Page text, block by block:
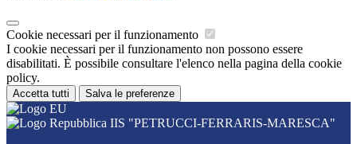
Cookie necessari per il funzionamento
I cookie necessari per il funzionamento non possono essere
disabilitati. È possibile consultare l'elenco nella pagina della cookie
policy.
Accetta tutti Salva le preferenze
IIS "PETRUCCI-FERRARIS-MARESCA"